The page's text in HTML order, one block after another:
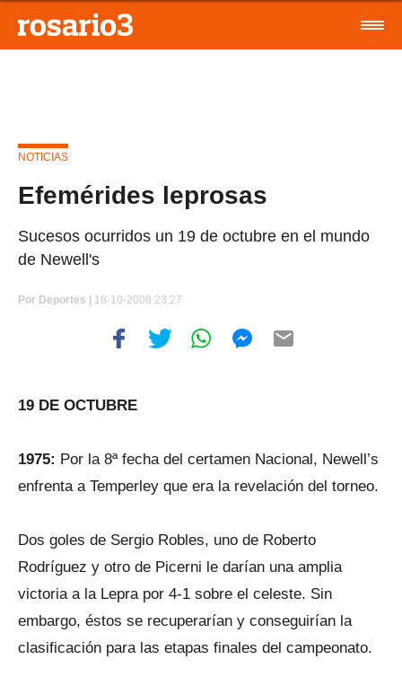
NOTICIAS
Efemérides leprosas
Sucesos ocurridos un 19 de octubre en el mundo
de Newell's
Por Deportes | 18-10-2008 23:27
19 DE OCTUBRE
1975: Por la 8ª fecha del certamen Nacional, Newell’s
enfrenta a Temperley que era la revelación del torneo.
Dos goles de Sergio Robles, uno de Roberto
Rodríguez y otro de Picerni le darían una amplia
victoria a la Lepra por 4-1 sobre el celeste. Sin
embargo, éstos se recuperarían y conseguirían la
clasificación para las etapas finales del campeonato.